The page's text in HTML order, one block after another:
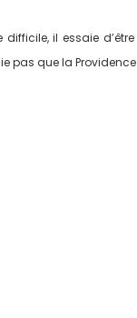
difficile, il essaie
pas que la